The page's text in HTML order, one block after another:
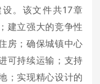
设。该文件共17章
建立强大的竞争性
房；确保城镇中心
可持续运输；支持
；实现精心设计的